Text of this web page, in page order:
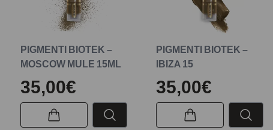
PIGMENTI BIOTEK –
MOSCOW MULE 15ML
35,00€
PIGMENTI BIOTEK –
IBIZA 15
35,00€